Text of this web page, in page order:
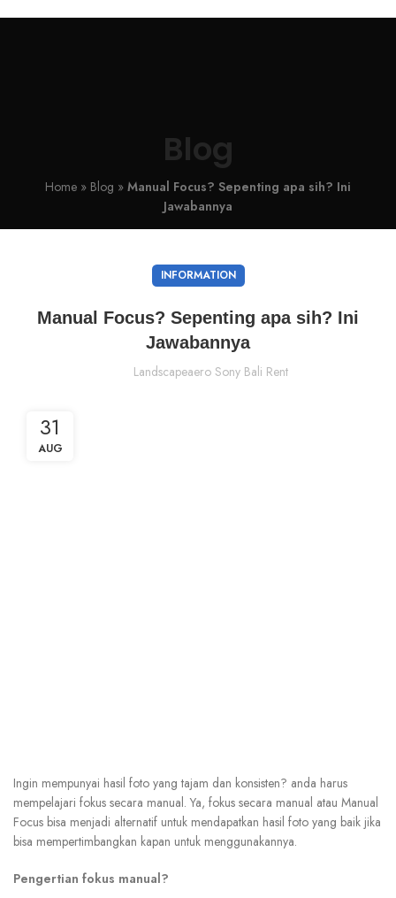
Blog
Home » Blog » Manual Focus? Sepenting apa sih? Ini
Jawabannya
INFORMATION
Manual Focus? Sepenting apa sih? Ini
Jawabannya
Landscapeaero Sony Bali Rent
31
AUG
Ingin mempunyai hasil foto yang tajam dan konsisten? anda harus
mempelajari fokus secara manual. Ya, fokus secara manual atau Manual
Focus bisa menjadi alternatif untuk mendapatkan hasil foto yang baik jika
bisa mempertimbangkan kapan untuk menggunakannya.
Pengertian fokus manual?